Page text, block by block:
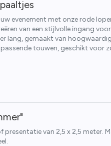
evenement met onze rode
van een stijlvolle ingang voor
lang, gemaakt van
touwen, geschikt voor
van 2,5 x 2,5 meter.